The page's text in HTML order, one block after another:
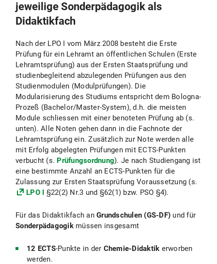
jeweilige Sonderpädagogik als
Didaktikfach
Nach der LPO I vom März 2008 besteht die Erste
Prüfung für ein Lehramt an öffentlichen Schulen (Erste
Lehramtsprüfung) aus der Ersten Staatsprüfung und
studienbegleitend abzulegenden Prüfungen aus den
Studienmodulen (Modulprüfungen). Die
Modularisierung des Studiums entspricht dem Bologna-
Prozeß (Bachelor/Master-System), d.h. die meisten
Module schliessen mit einer benoteten Prüfung ab (s.
unten). Alle Noten gehen dann in die Fachnote der
Lehramtsprüfung ein. Zusätzlich zur Note werden alle
mit Erfolg abgelegten Prüfungen mit ECTS-Punkten
verbucht (s. Prüfungsordnung). Je nach Studiengang ist
eine bestimmte Anzahl an ECTS-Punkten für die
Zulassung zur Ersten Staatsprüfung Voraussetzung (s.
LPO I §22(2) Nr.3 und §62(1) bzw. PSO §4).
Für das Didaktikfach an Grundschulen (GS-DF) und für
Sonderpädagogik müssen insgesamt
12 ECTS-Punkte in der Chemie-Didaktik erworben
werden.